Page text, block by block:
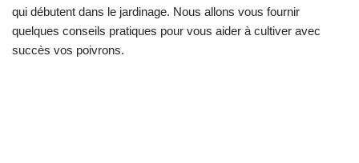
qui débutent dans le jardinage. Nous allons vous fournir
quelques conseils pratiques pour vous aider à cultiver avec
succès vos poivrons.